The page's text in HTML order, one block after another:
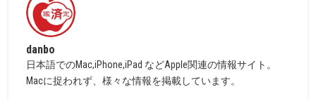
danbo
日本語でのMac,iPhone,iPad などApple関連の情報サイト。
Macに捉われず、様々な情報を掲載しています。